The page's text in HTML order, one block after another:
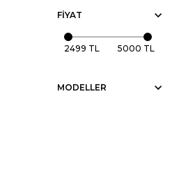
Lacivert
Çok Renkli
FIYAT
2499 TL 5000 TL
MODELLER